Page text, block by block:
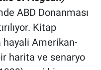
ABD Donanması
Kitap
hayali Amerikan-
harita ve senaryo